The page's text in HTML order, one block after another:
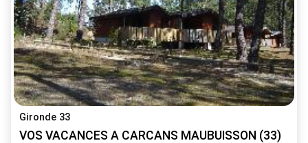
Gironde 33
VOS VACANCES A CARCANS MAUBUISSON (33)